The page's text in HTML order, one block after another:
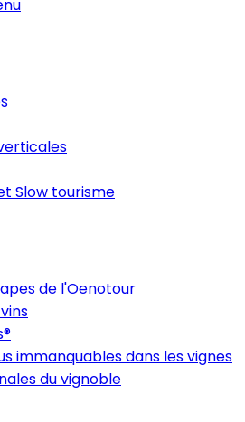
Slow tourisme
de l'Oenotour
immanquables dans les vignes
du vignoble